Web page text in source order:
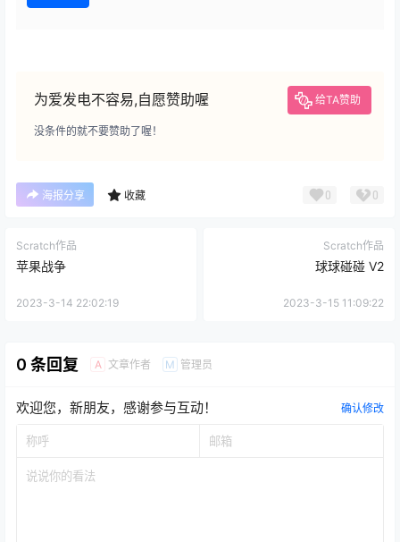
为爱发电不容易,自愿赞助喔 给TA赞助
没条件的就不要赞助了喔！
海报分享 收藏 0 0
Scratch作品
苹果战争
2023-3-14 22:02:19
Scratch作品
球球碰碰 V2
2023-3-15 11:09:22
0 条回复 A 文章作者 M 管理员
欢迎您，新朋友，感谢参与互动！ 确认修改